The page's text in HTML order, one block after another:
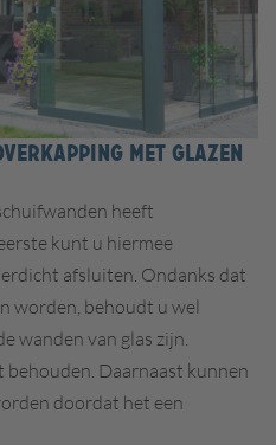
MET GLAZEN
heeft
kunt u hiermee
afsluiten. Ondanks dat
worden, behoudt u wel
wanden van glas zijn.
Daarnaast kunnen
doordat het een